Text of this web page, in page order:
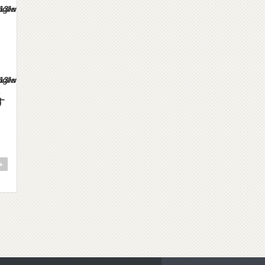
single.php
single.php